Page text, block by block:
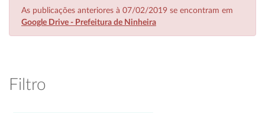
As publicações anteriores à 07/02/2019 se encontram em
Google Drive - Prefeitura de Ninheira
Filtro